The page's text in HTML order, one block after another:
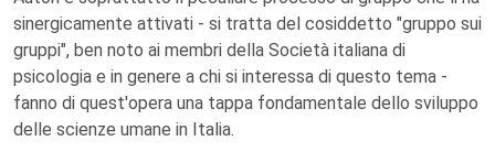
sinergicamente attivati - si tratta del cosiddetto "gruppo sui
gruppi", ben noto ai membri della Società italiana di
psicologia e in genere a chi si interessa di questo tema -
fanno di quest'opera una tappa fondamentale dello sviluppo
delle scienze umane in Italia.